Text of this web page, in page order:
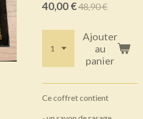
40,00 €48,90 €
Ajouter
au
panier
Ce coffret contient